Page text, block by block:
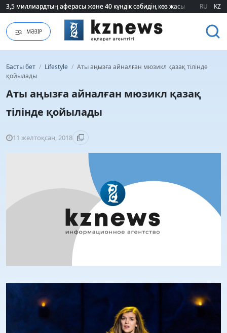
3,5 миллиардтың аферасы және 40 күндік сәбидің көз жасы:
3,5 миллиардтың аферасы және 40 күндік сәбидің көз жасы: RU KZ
МӘЗІР
Басты бет / Lifestyle / Аты аңызға айналған мюзикл қазақ тілінде
қойылады
Аты аңызға айналған мюзикл қазақ
тілінде қойылады
11 желтоқсан, 2018